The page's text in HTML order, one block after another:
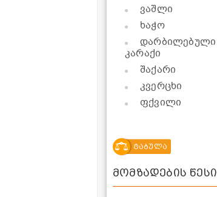
ვაშლი
ხაჭო
დარბილებული
კარაქი
შაქარი
კვერცხი
ფქვილი
ტაბულა
მომზადების წესი